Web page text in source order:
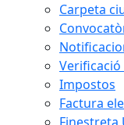
Carpeta
Impostos
Factura